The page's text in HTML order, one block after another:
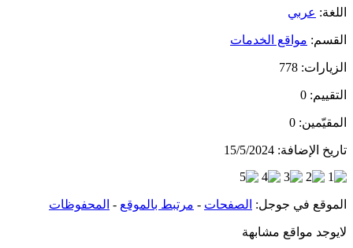
اللغة: عربي
القسم: مواقع الخدمات
الزيارات:
التقييم:
المقيّمين:
تاريخ الإضافة:
الموقع في جوجل: الصفحات - مرتبط بالموقع - المحفوظات
لايوجد مواقع مشابهة